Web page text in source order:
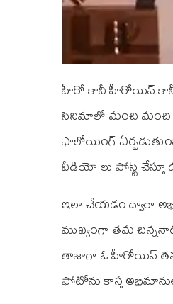
హీరో కానీ హీరోయిన్ కానీ
సినిమాలో మంచి మంచి
ఫాలోయింగ్
వీడియో లు పోస్ట్ చేస్తూ
ఇలా చేయడం ద్వారా
ముఖ్యంగా తమ
తాజాగా ఓ హీరోయిన్ తన
ఫోటోను కాస్త